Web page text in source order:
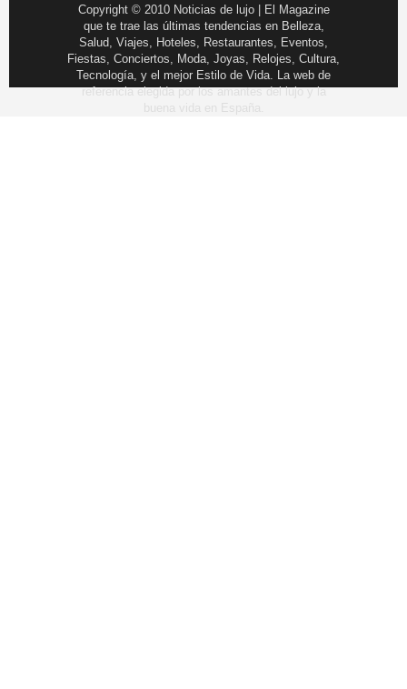
Copyright © 2010 Noticias de lujo | El Magazine
que te trae las últimas tendencias en Belleza,
Salud, Viajes, Hoteles, Restaurantes, Eventos,
Fiestas, Conciertos, Moda, Joyas, Relojes, Cultura,
Tecnología, y el mejor Estilo de Vida. La web de
referencia elegida por los amantes del lujo y la